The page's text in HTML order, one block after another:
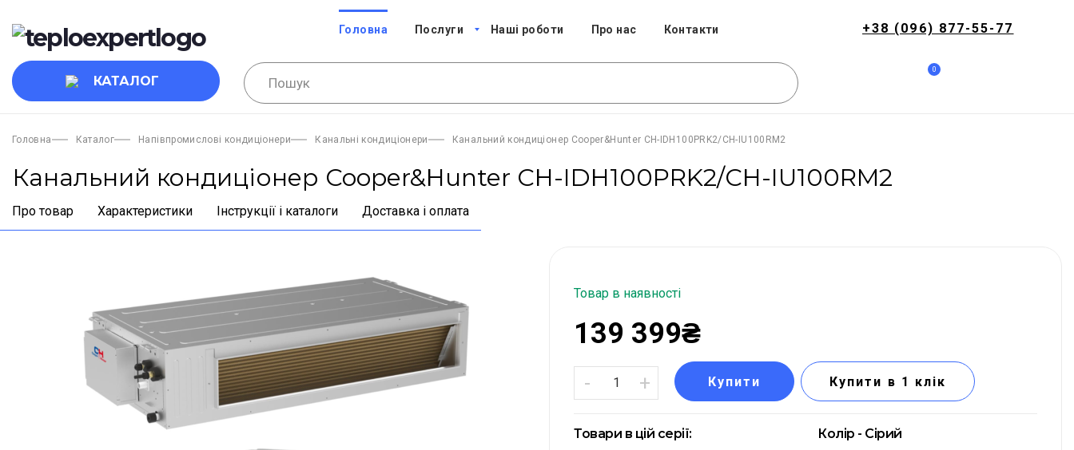
Головна Послуги Наші роботи Про нас Контакти +38 (096) 877-55-77
КАТАЛОГ
0
Головна Каталог Напівпромислові кондиціонери Канальні кондиціонери Канальний кондиціонер Cooper&Hunter CH-IDH100PRK2/CH-IU100RM2
Канальний кондиціонер Cooper&Hunter CH-IDH100PRK2/CH-IU100RM2
Про товар Характеристики Інструкції і каталоги Доставка і оплата
Товар в наявності
139 399₴
- + Купити Купити в 1 клік
Товари в цій серії: Колір - Сірий